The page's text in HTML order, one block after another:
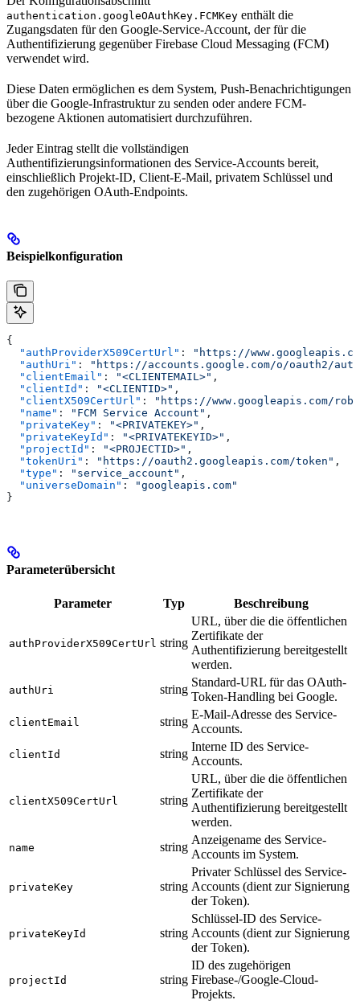
authentication.googleOAuthKey.FCMKey enthält die
Zugangsdaten für den Google-Service-Account, der für die
Authentifizierung gegenüber Firebase Cloud Messaging (FCM)
verwendet wird.
Diese Daten ermöglichen es dem System, Push-Benachrichtigungen
über die Google-Infrastruktur zu senden oder andere FCM-
bezogene Aktionen automatisiert durchzuführen.
Jeder Eintrag stellt die vollständigen
Authentifizierungsinformationen des Service-Accounts bereit,
einschließlich Projekt-ID, Client-E-Mail, privatem Schlüssel und
den zugehörigen OAuth-Endpoints.
Beispielkonfiguration
{
  "authProviderX509CertUrl"
:
"https://
  "authUri"
:
"https://accounts.google.com/o/oauth2/
  "clientEmail"
: "<CLIENTEMAIL>" ,
  "clientId"
: "<CLIENTID>" ,
  "clientX509CertUrl"
:
"https://www.googleapis.com/
  "name"
: "FCM Service Account" ,
  "privateKey"
: "<PRIVATEKEY>" ,
  "privateKeyId"
: "<PRIVATEKEYID>" ,
  "projectId"
: "<PROJECTID>" ,
  "tokenUri"
: "https://oauth2.googleapis.com/token" ,
  "type"
: "service_account" ,
  "universeDomain"
:
"googleapis.com"
}
Parameterübersicht
Parameter Typ Beschreibung
authProviderX509CertUrl string
URL, über die die öffentlichen
Zertifikate der
Authentifizierung bereitgestellt
werden.
authUri string
Standard-URL für das OAuth-
Token-Handling bei Google.
clientEmail string
E-Mail-Adresse des Service-
Accounts.
clientId string
Interne ID des Service-
Accounts.
clientX509CertUrl string
URL, über die die öffentlichen
Zertifikate der
Authentifizierung bereitgestellt
werden.
name string
Anzeigename des Service-
Accounts im System.
privateKey string
Privater Schlüssel des Service-
Accounts (dient zur Signierung
der Token).
privateKeyId string
Schlüssel-ID des Service-
Accounts (dient zur Signierung
der Token).
projectId string
ID des zugehörigen
Firebase-/Google-Cloud-
Projekts.